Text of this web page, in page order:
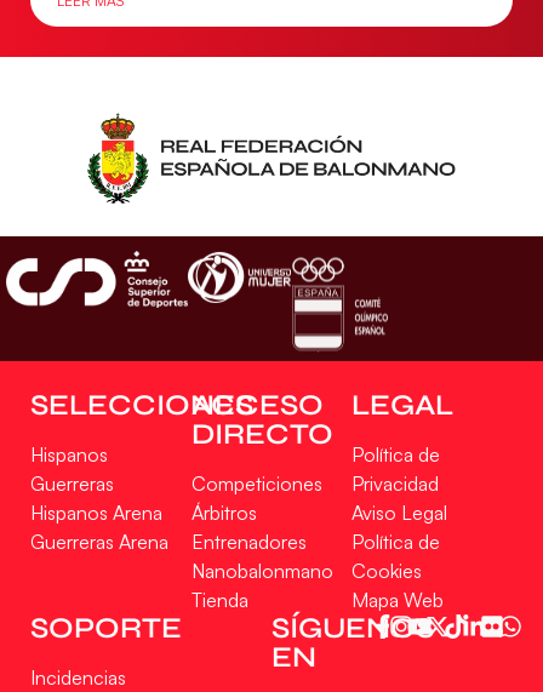
SELECCIONES
Hispanos
Guerreras
Hispanos Arena
Guerreras Arena
ACCESO
DIRECTO
Competiciones
Árbitros
Entrenadores
Nanobalonmano
Tienda
LEGAL
Política de
Privacidad
Aviso Legal
Política de
Cookies
Mapa Web
SOPORTE
Incidencias
SÍGUENOS
EN